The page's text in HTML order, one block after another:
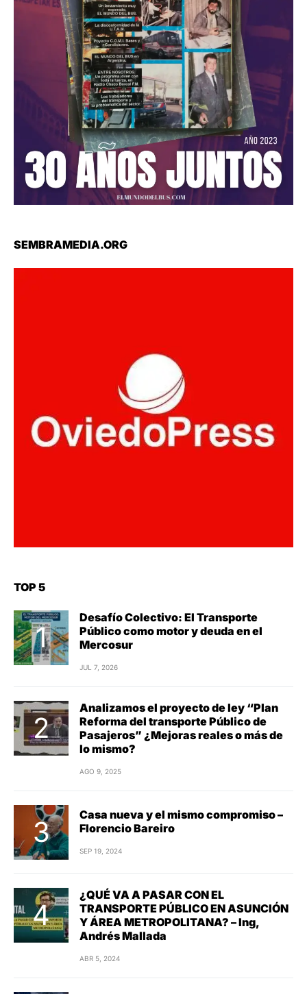
SEMBRAMEDIA.ORG
TOP 5
Desafío Colectivo: El Transporte
Público como motor y deuda en el
Mercosur
JUL 7, 2026
Analizamos el proyecto de ley “Plan
Reforma del transporte Público de
Pasajeros” ¿Mejoras reales o más de
lo mismo?
AGO 9, 2025
Casa nueva y el mismo compromiso –
Florencio Bareiro
SEP 19, 2024
¿QUÉ VA A PASAR CON EL
TRANSPORTE PÚBLICO EN ASUNCIÓN
Y ÁREA METROPOLITANA? – Ing,
Andrés Mallada
ABR 5, 2024